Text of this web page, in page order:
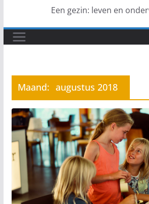
Een gezin: leven en
Maand: augustus 2018